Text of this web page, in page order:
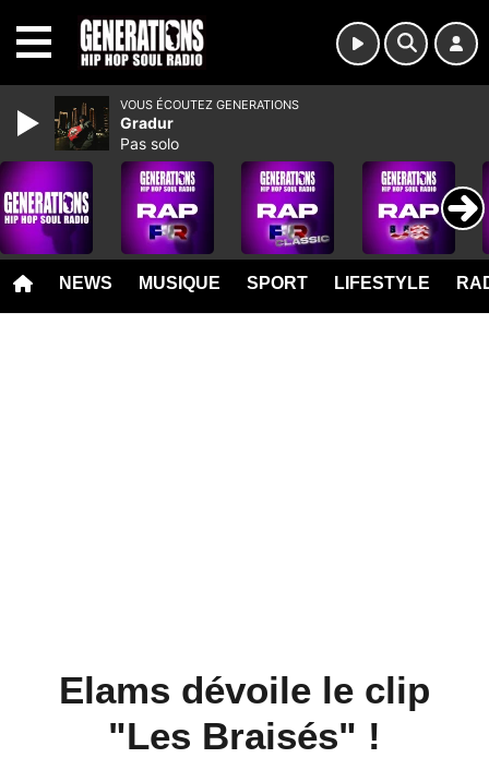
NEWS MUSIQUE SPORT LIFESTYLE
Elams dévoile le clip
"Les Braisés" !
VOUS ÉCOUTEZ GENERATIONS
Gradur
Pas solo